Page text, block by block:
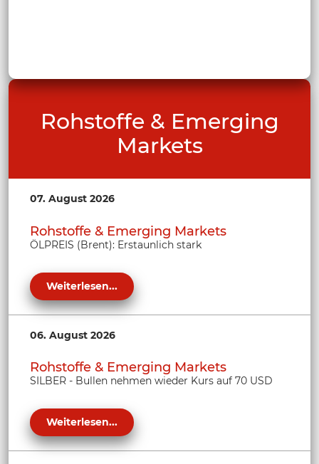
Rohstoffe & Emerging
Markets
07. August 2026
Rohstoffe & Emerging Markets
ÖLPREIS (Brent): Erstaunlich stark
Weiterlesen...
06. August 2026
Rohstoffe & Emerging Markets
SILBER - Bullen nehmen wieder Kurs auf 70 USD
Weiterlesen...